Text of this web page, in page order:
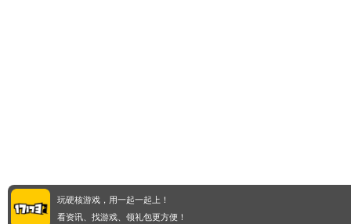
玩硬核游戏，用一起一起上！
看资讯、找游戏、领礼包更方便！